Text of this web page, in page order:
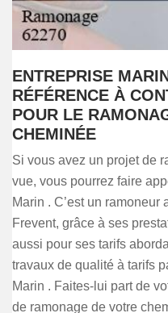
ENTREPRISE
RÉFÉRENCE À
POUR LE
CHEMINÉE
Si vous avez un projet de
vue, vous pourrez faire
Marin . C’est un
Frevent, grâce à ses
aussi pour ses tarifs
travaux de qualité à tarifs
Marin . Faites-lui part de
de ramonage de votre